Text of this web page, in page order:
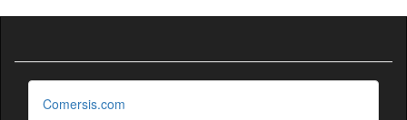
Comersis.com